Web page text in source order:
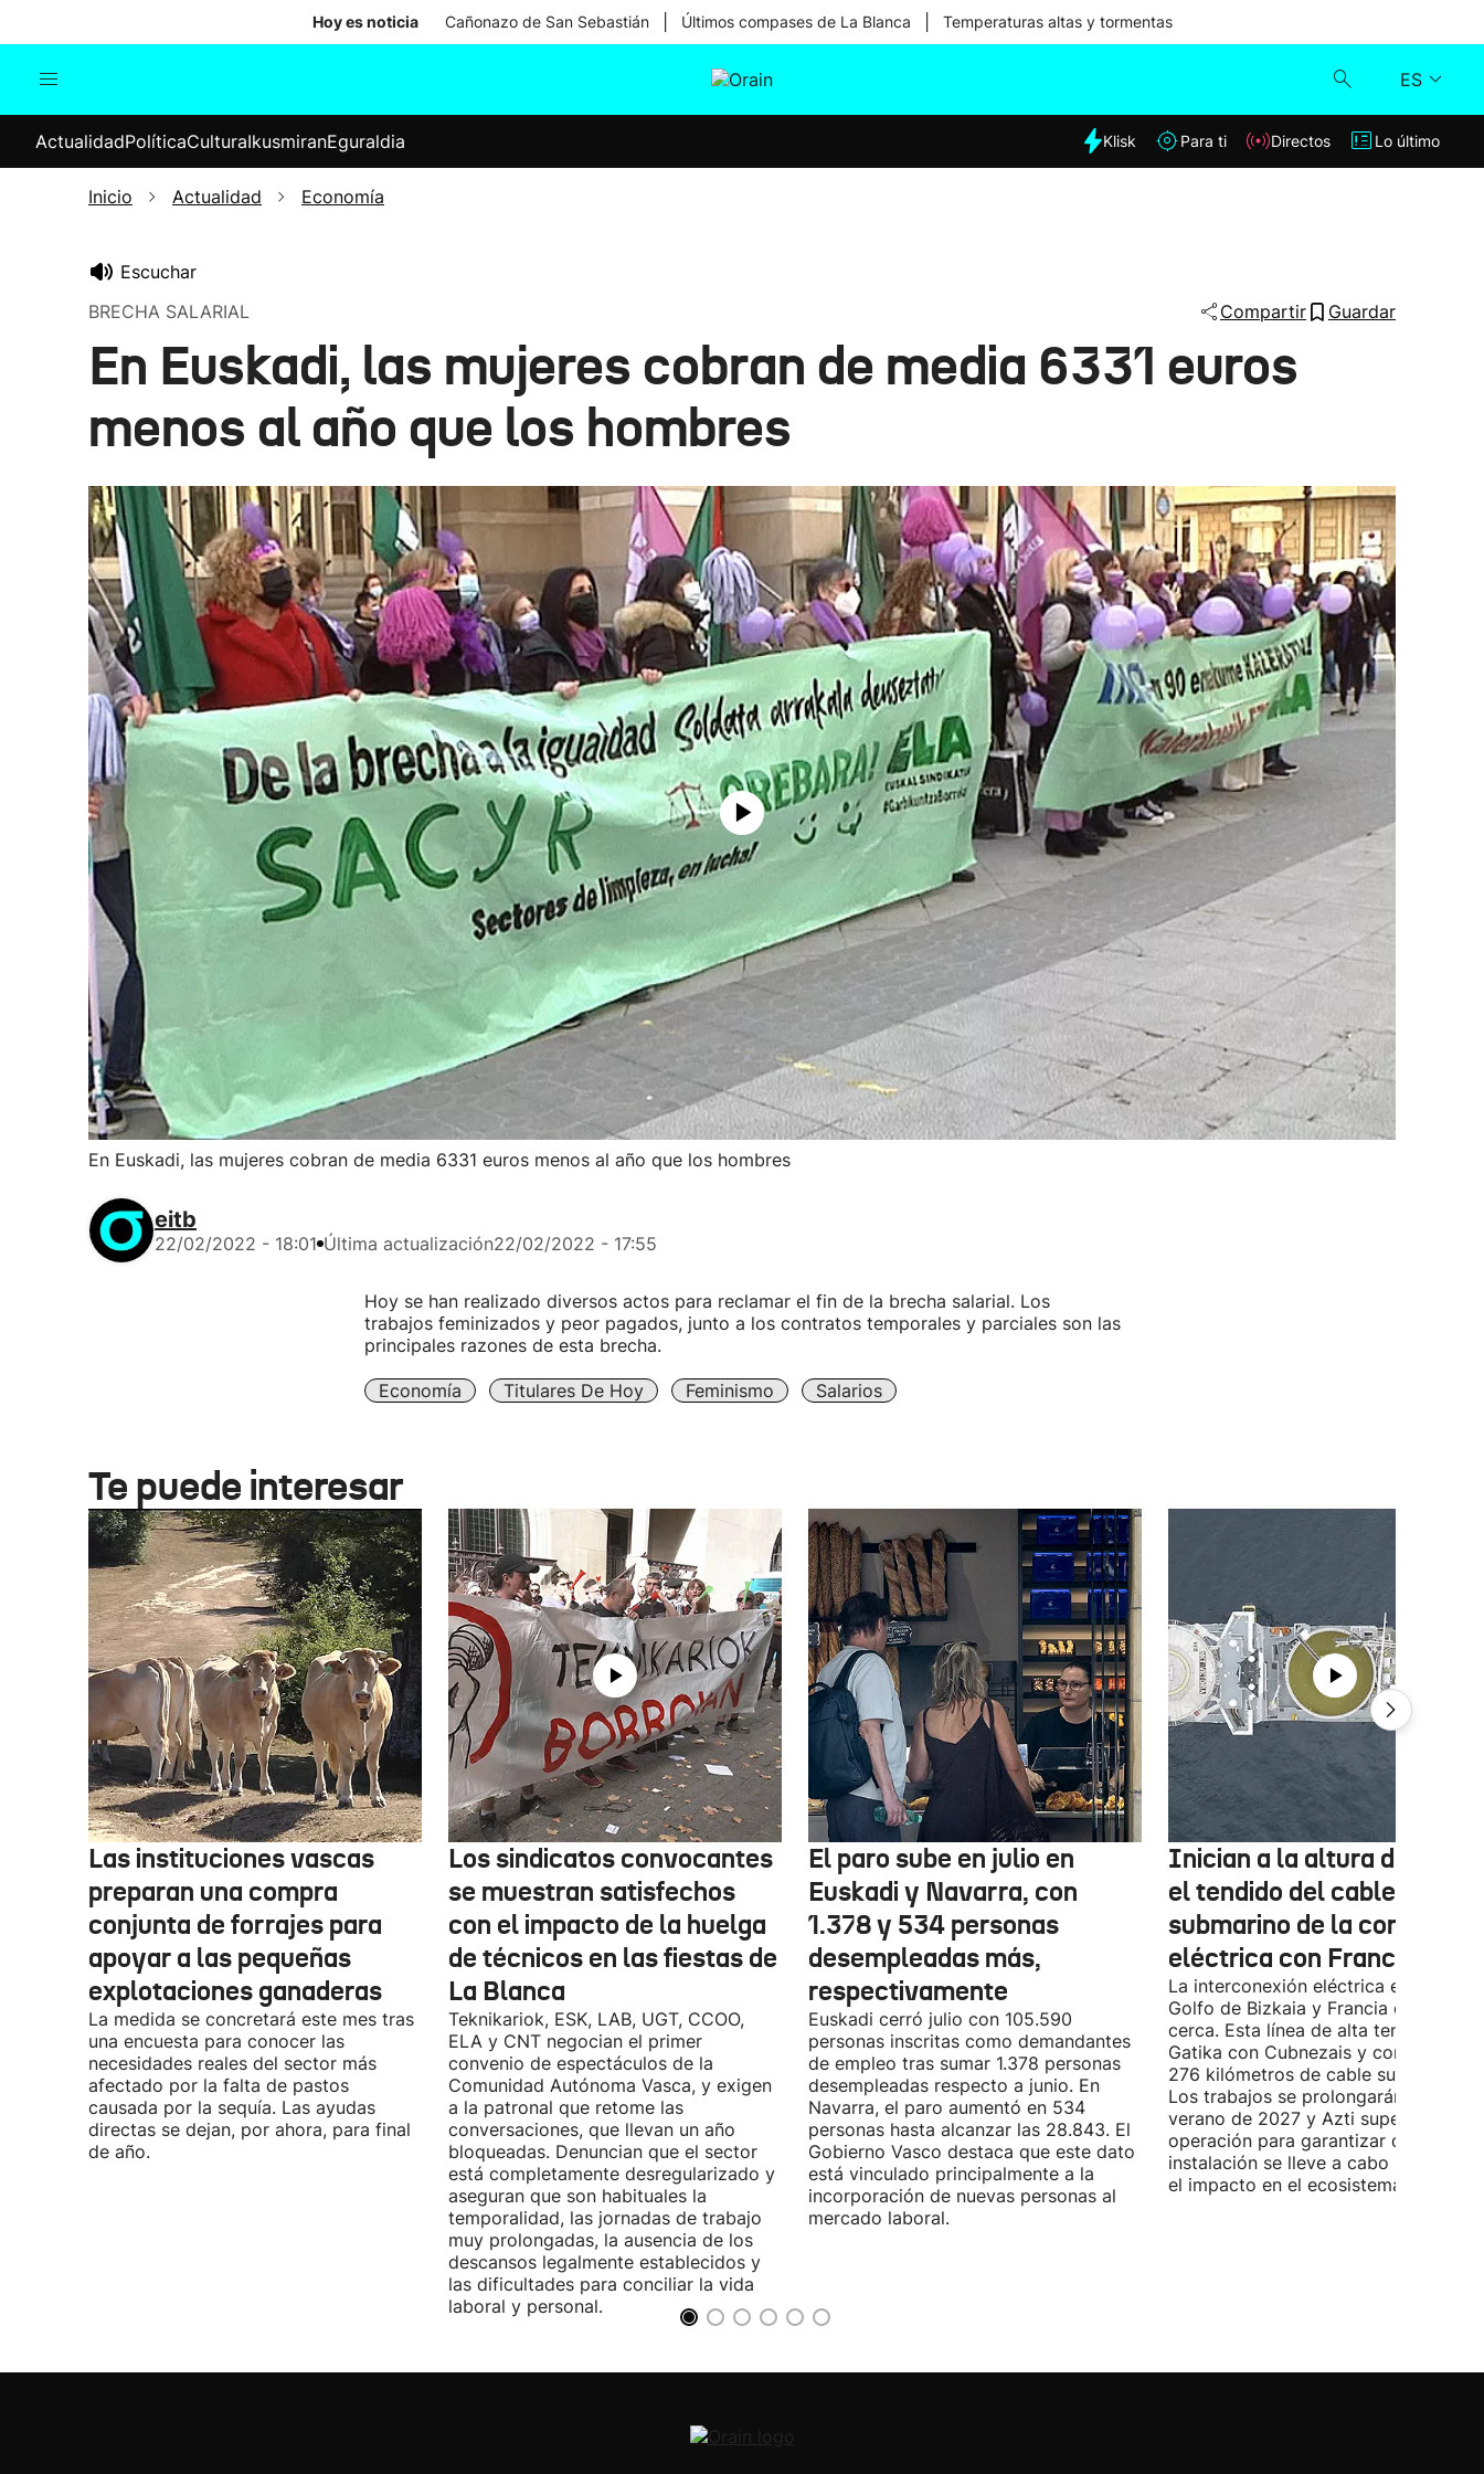
Hoy es noticia Cañonazo de San Sebastián Últimos compases de La Blanca Temperaturas altas y tormentas
ES
Internacional
Elecciones
Klisk
ActualidadPolíticaCulturaIkusmiranEguraldia Klisk Para ti Directos Lo último
Inicio Actualidad Economía
Escuchar
BRECHA SALARIAL
Compartir Guardar
En Euskadi, las mujeres cobran de media 6331 euros
menos al año que los hombres
En Euskadi, las mujeres cobran de media 6331 euros menos al año que los hombres
eitb
22/02/2022 - 18:01 Última actualización22/02/2022 - 17:55
Hoy se han realizado diversos actos para reclamar el fin de la brecha salarial. Los
trabajos feminizados y peor pagados, junto a los contratos temporales y parciales son las
principales razones de esta brecha.
Economía Titulares De Hoy Feminismo Salarios
Te puede interesar
Las instituciones vascas
preparan una compra
conjunta de forrajes para
apoyar a las pequeñas
explotaciones ganaderas
La medida se concretará este mes tras
una encuesta para conocer las
necesidades reales del sector más
afectado por la falta de pastos
causada por la sequía. Las ayudas
directas se dejan, por ahora, para final
de año.
Los sindicatos convocantes
se muestran satisfechos
con el impacto de la huelga
de técnicos en las fiestas de
La Blanca
Teknikariok, ESK, LAB, UGT, CCOO,
ELA y CNT negocian el primer
convenio de espectáculos de la
Comunidad Autónoma Vasca, y exigen
a la patronal que retome las
conversaciones, que llevan un año
bloqueadas. Denuncian que el sector
está completamente desregularizado y
aseguran que son habituales la
temporalidad, las jornadas de trabajo
muy prolongadas, la ausencia de los
descansos legalmente establecidos y
las dificultades para conciliar la vida
laboral y personal.
El paro sube en julio en
Euskadi y Navarra, con
1.378 y 534 personas
desempleadas más,
respectivamente
Euskadi cerró julio con 105.590
personas inscritas como demandantes
de empleo tras sumar 1.378 personas
desempleadas respecto a junio. En
Navarra, el paro aumentó en 534
personas hasta alcanzar las 28.843. El
Gobierno Vasco destaca que este dato
está vinculado principalmente a la
incorporación de nuevas personas al
mercado laboral.
Inician a la altura de
el tendido del cable
submarino de la conexión
eléctrica con Francia
La interconexión eléctrica entre el
Golfo de Bizkaia y Francia está más
cerca. Esta línea de alta tensión unirá
Gatika con Cubnezais y contará con
276 kilómetros de cable submarino.
Los trabajos se prolongarán hasta
verano de 2027 y Azti supervisará la
operación para garantizar que la
instalación se lleve a cabo
el impacto en el ecosistema marino.